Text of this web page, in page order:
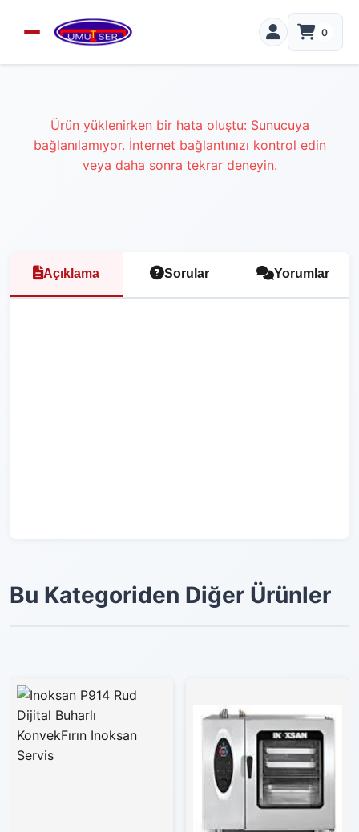
0
Ürün yüklenirken bir hata oluştu: Sunucuya
bağlanılamıyor. İnternet bağlantınızı kontrol edin
veya daha sonra tekrar deneyin.
Açıklama Sorular Yorumlar
Bu Kategoriden Diğer Ürünler